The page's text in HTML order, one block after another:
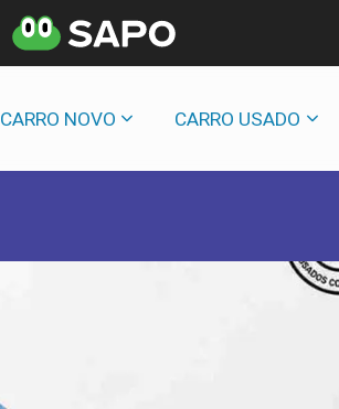
CARRO NOVO CARRO USADO